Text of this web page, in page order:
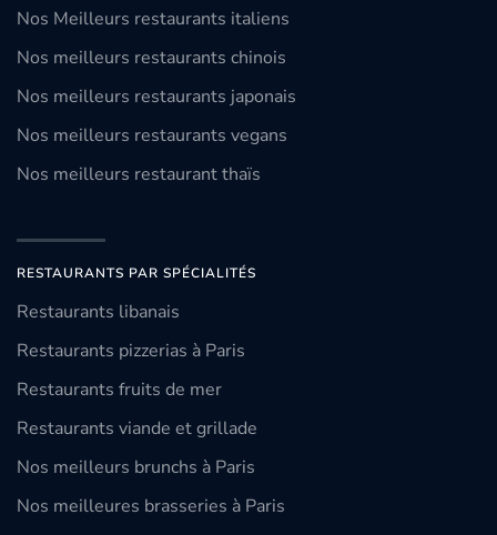
Nos Meilleurs restaurants italiens
Nos meilleurs restaurants chinois
Nos meilleurs restaurants japonais
Nos meilleurs restaurants vegans
Nos meilleurs restaurant thaïs
RESTAURANTS PAR SPÉCIALITÉS
Restaurants libanais
Restaurants pizzerias à Paris
Restaurants fruits de mer
Restaurants viande et grillade
Nos meilleurs brunchs à Paris
Nos meilleures brasseries à Paris